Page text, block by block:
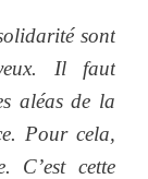
sont
Il faut
aléas de la
Pour cela,
C’est cette